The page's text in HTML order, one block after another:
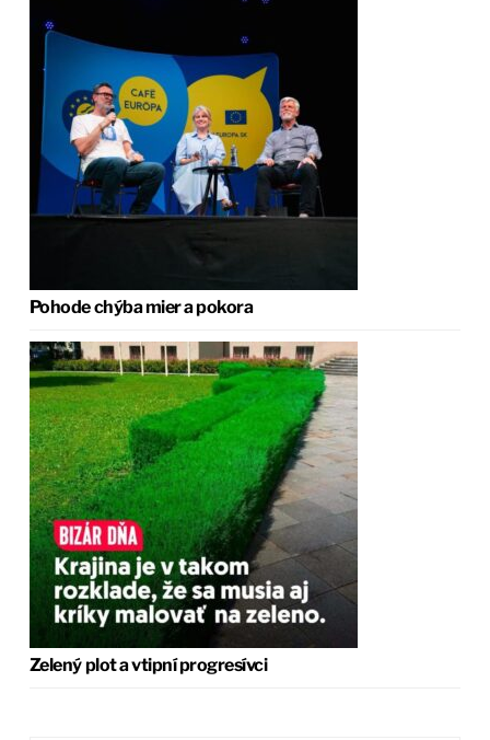
Pohode chýba mier a pokora
Zelený plot a vtipní progresívci